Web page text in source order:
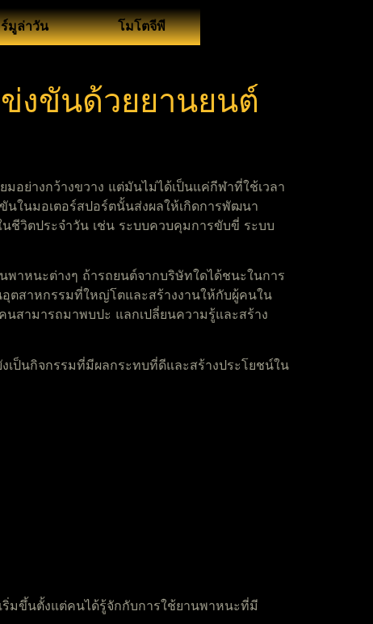
มูล่าวัน โมโตจีพี
งขันด้วยยานยนต์
อย่างกว้างขวาง แต่มันไม่ได้เป็นแค่กีฬาที่ใช้เวลา
ในมอเตอร์สปอร์ตนั้นส่งผลให้เกิดการพัฒนา
ชีวิตประจำวัน เช่น ระบบควบคุมการขับขี่ ระบบ
พาหนะต่างๆ ถ้ารถยนต์จากบริษัทใดได้ชนะในการ
ตสาหกรรมที่ใหญ่โตและสร้างงานให้กับผู้คนใน
สามารถมาพบปะ แลกเปลี่ยนความรู้และสร้าง
เป็นกิจกรรมที่มีผลกระทบที่ดีและสร้างประโยชน์ใน
ริ่มขึ้นตั้งแต่คนได้รู้จักกับการใช้ยานพาหนะที่มี